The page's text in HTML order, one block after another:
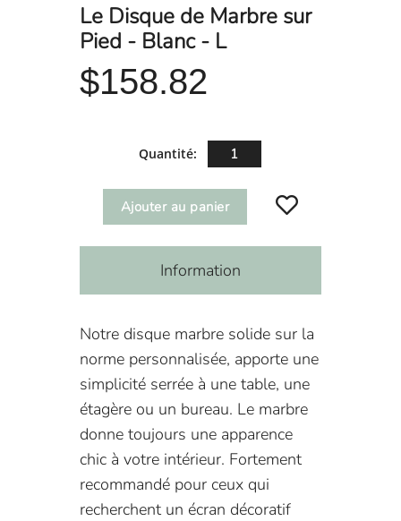
Le Disque de Marbre sur
Pied - Blanc - L
$158.82
Quantité:
Ajouter au panier
Information
Notre disque marbre solide sur la
norme personnalisée, apporte une
simplicité serrée à une table, une
étagère ou un bureau. Le marbre
donne toujours une apparence
chic à votre intérieur. Fortement
recommandé pour ceux qui
recherchent un écran décoratif